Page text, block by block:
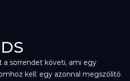
a sorrendet követi, ami egy
kell: egy azonnal megszólító